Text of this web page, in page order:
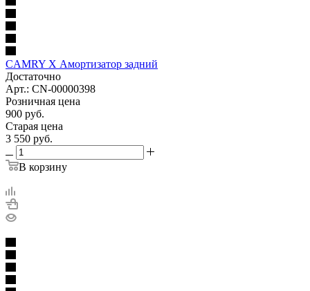
CAMRY X Амортизатор задний
Достаточно
Арт.: CN-00000398
Розничная цена
900 руб.
Старая цена
3 550 руб.
В корзину